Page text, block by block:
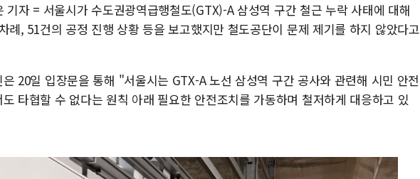
기자 = 서울시가 수도권광역급행철도(GTX)-A 삼성역 구간 철근 누락 사태에 대해
례, 51건의 공정 진행 상황 등을 보고했지만 철도공단이 문제 제기를 하지 않았다고
20일 입장문을 통해 "서울시는 GTX-A 노선 삼성역 구간 공사와 관련해 시민 안전
타협할 수 없다는 원칙 아래 필요한 안전조치를 가동하며 철저하게 대응하고 있